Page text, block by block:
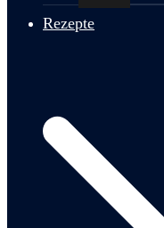
Rezepte